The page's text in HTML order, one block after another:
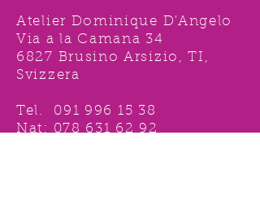
Atelier Dominique D'Angelo
Via a la Camana 34
6827 Brusino Arsizio, TI,
Svizzera
Tel. 091 996 15 38
Nat:078 631 62 92